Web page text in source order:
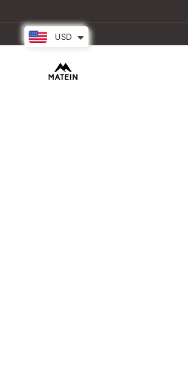
al contenido
USD